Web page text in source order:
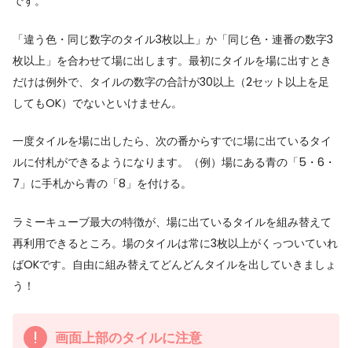
「違う色・同じ数字のタイル3枚以上」か「同じ色・連番の数字3
枚以上」を合わせて場に出します。最初にタイルを場に出すとき
だけは例外で、タイルの数字の合計が30以上（2セット以上を足
してもOK）でないといけません。
一度タイルを場に出したら、次の番からすでに場に出ているタイ
ルに付札ができるようになります。（例）場にある青の「5・6・
7」に手札から青の「8」を付ける。
ラミーキューブ最大の特徴が、場に出ているタイルを組み替えて
再利用できるところ。場のタイルは常に3枚以上がくっついていれ
ばOKです。自由に組み替えてどんどんタイルを出していきましょ
う！
画面上部のタイルに注意